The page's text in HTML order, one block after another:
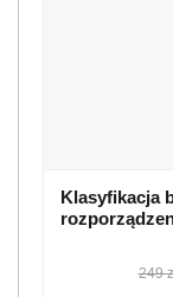
Klasyfikacja
249